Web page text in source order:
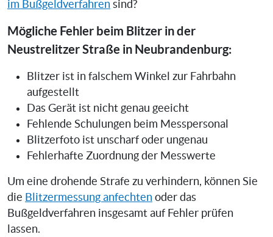
im Bußgeldverfahren sind?
Mögliche Fehler beim Blitzer in der
Neustrelitzer Straße in Neubrandenburg:
Blitzer ist in falschem Winkel zur Fahrbahn
aufgestellt
Das Gerät ist nicht genau geeicht
Fehlende Schulungen beim Messpersonal
Blitzerfoto ist unscharf oder ungenau
Fehlerhafte Zuordnung der Messwerte
Um eine drohende Strafe zu verhindern, können Sie
die Blitzermessung anfechten oder das
Bußgeldverfahren insgesamt auf Fehler prüfen
lassen.